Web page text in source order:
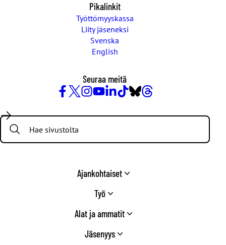
Pikalinkit
Työttömyyskassa
Liity jäseneksi
Svenska
English
Seuraa meitä
/
Twitter
Search:
Ajankohtaiset
Työ
Alat ja ammatit
Jäsenyys